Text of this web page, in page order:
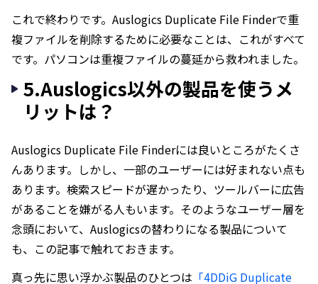
これで終わりです。Auslogics Duplicate File Finderで重
複ファイルを削除するために必要なことは、これがすべて
です。パソコンは重複ファイルの蔓延から救われました。
5.Auslogics以外の製品を使うメ
リットは？
Auslogics Duplicate File Finderには良いところがたくさ
んあります。しかし、一部のユーザーには好まれない点も
あります。検索スピードが遅かったり、ツールバーに広告
があることを嫌がる人もいます。そのようなユーザー層を
念頭において、Auslogicsの替わりになる製品について
も、この記事で触れておきます。
真っ先に思い浮かぶ製品のひとつは 「4DDiG Duplicate